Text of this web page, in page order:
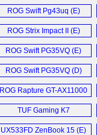
ROG Swift Pg43uq (E)
ROG Strix Impact II (E)
ROG Swift PG35VQ (E)
ROG Swift PG35VQ (D)
ROG Rapture GT-AX11000
Router (E)
TUF Gaming K7
Keyboard (E)
UX533FD ZenBook 15 (E)